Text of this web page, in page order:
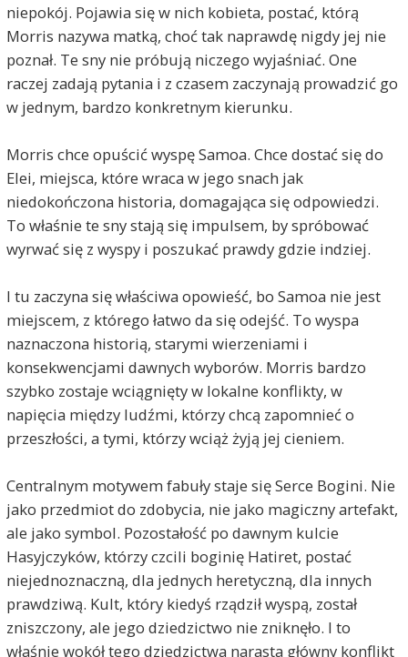
niepokój. Pojawia się w nich kobieta, postać, którą
Morris nazywa matką, choć tak naprawdę nigdy jej nie
poznał. Te sny nie próbują niczego wyjaśniać. One
raczej zadają pytania i z czasem zaczynają prowadzić go
w jednym, bardzo konkretnym kierunku.
Morris chce opuścić wyspę Samoa. Chce dostać się do
Elei, miejsca, które wraca w jego snach jak
niedokończona historia, domagająca się odpowiedzi.
To właśnie te sny stają się impulsem, by spróbować
wyrwać się z wyspy i poszukać prawdy gdzie indziej.
I tu zaczyna się właściwa opowieść, bo Samoa nie jest
miejscem, z którego łatwo da się odejść. To wyspa
naznaczona historią, starymi wierzeniami i
konsekwencjami dawnych wyborów. Morris bardzo
szybko zostaje wciągnięty w lokalne konflikty, w
napięcia między ludźmi, którzy chcą zapomnieć o
przeszłości, a tymi, którzy wciąż żyją jej cieniem.
Centralnym motywem fabuły staje się Serce Bogini. Nie
jako przedmiot do zdobycia, nie jako magiczny artefakt,
ale jako symbol. Pozostałość po dawnym kulcie
Hasyjczyków, którzy czcili boginię Hatiret, postać
niejednoznaczną, dla jednych heretyczną, dla innych
prawdziwą. Kult, który kiedyś rządził wyspą, został
zniszczony, ale jego dziedzictwo nie zniknęło. I to
właśnie wokół tego dziedzictwa narasta główny konflikt